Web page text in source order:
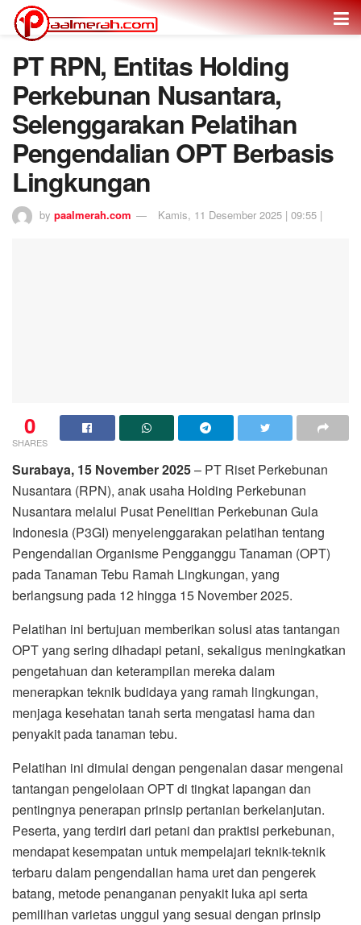
PT RPN, Entitas Holding
Perkebunan Nusantara,
Selenggarakan Pelatihan
Pengendalian OPT Berbasis
Lingkungan
by paalmerah.com Kamis, 11 Desember 2025 | 09:55 |
0
SHARES
Surabaya, 15 November 2025– PT Riset Perkebunan
Nusantara (RPN), anak usaha Holding Perkebunan
Nusantara melalui Pusat Penelitian Perkebunan Gula
Indonesia (P3GI) menyelenggarakan pelatihan tentang
Pengendalian Organisme Pengganggu Tanaman (OPT)
pada Tanaman Tebu Ramah Lingkungan, yang
berlangsung pada 12 hingga 15 November 2025.
Pelatihan ini bertujuan memberikan solusi atas tantangan
OPT yang sering dihadapi petani, sekaligus meningkatkan
pengetahuan dan keterampilan mereka dalam
menerapkan teknik budidaya yang ramah lingkungan,
menjaga kesehatan tanah serta mengatasi hama dan
penyakit pada tanaman tebu.
Pelatihan ini dimulai dengan pengenalan dasar mengenai
tantangan pengelolaan OPT di tingkat lapangan dan
pentingnya penerapan prinsip pertanian berkelanjutan.
Peserta, yang terdiri dari petani dan praktisi perkebunan,
mendapat kesempatan untuk mempelajari teknik-teknik
terbaru dalam pengendalian hama uret dan pengerek
batang, metode penanganan penyakit luka api serta
pemilihan varietas unggul yang sesuai dengan prinsip